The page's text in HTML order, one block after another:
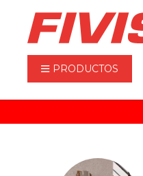
PRODUCTOS